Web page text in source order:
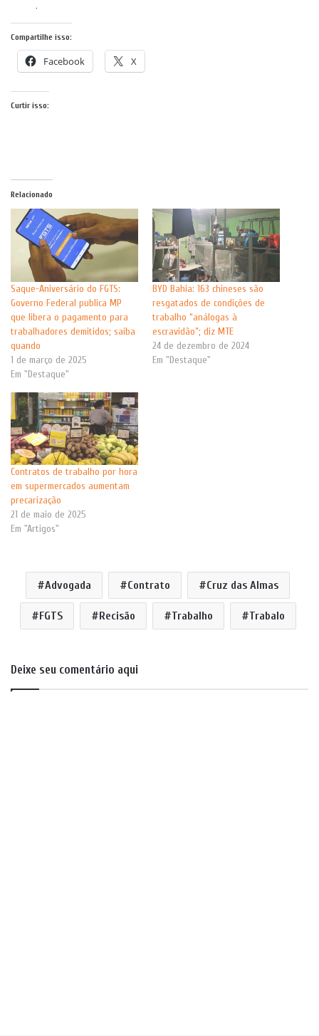
Compartilhe isso:
Facebook X
Curtir isso:
Relacionado
Saque-Aniversário do FGTS:
Governo Federal publica MP
que libera o pagamento para
trabalhadores demitidos; saiba
quando
1 de março de 2025
Em "Destaque"
BYD Bahia: 163 chineses são
resgatados de condições de
trabalho “análogas à
escravidão”; diz MTE
24 de dezembro de 2024
Em "Destaque"
Contratos de trabalho por hora
em supermercados aumentam
precarização
21 de maio de 2025
Em "Artigos"
Advogada Contrato Cruz das Almas
FGTS Recisão Trabalho Trabalo
Deixe seu comentário aqui